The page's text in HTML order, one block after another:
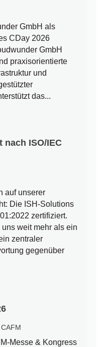
GmbH als
CDay 2026
GmbH
praxisorientierte
und
das...
nach ISO/IEC
auf unserer
Die ISH-Solutions
zertifiziert.
uns weit mehr als ein
zentraler
gegenüber
,CAFM
Messe & Kongress